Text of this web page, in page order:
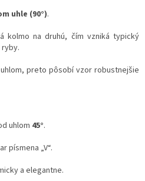
uhle (90°).
kolmo na druhú, čím vzniká typický
preto pôsobí vzor robustnejšie
uhlom 45°.
písmena „V“.
a elegantne.